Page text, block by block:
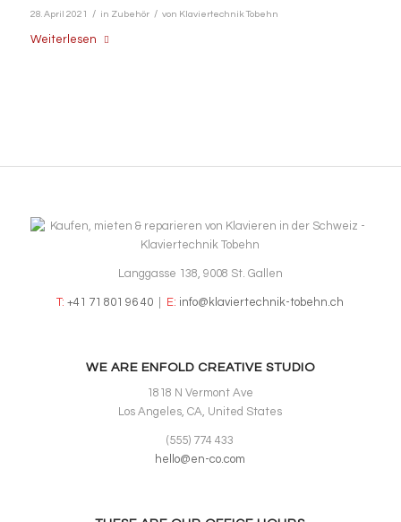
28. April 2021 / in Zubehör / von Klaviertechnik Tobehn
Weiterlesen
Langgasse 138, 9008 St. Gallen
T: +41 71 801 96 40 E: info@klaviertechnik-tobehn.ch
WE ARE ENFOLD CREATIVE STUDIO
1818 N Vermont Ave
Los Angeles, CA, United States
(555) 774 433
hello@en-co.com